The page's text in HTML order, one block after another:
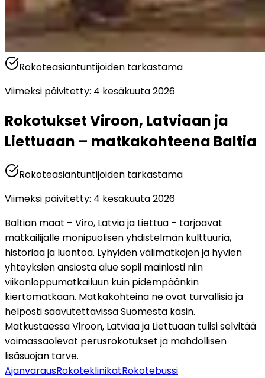
Rokoteasiantuntijoiden tarkastama
Viimeksi päivitetty: 4 kesäkuuta 2026
Rokotukset Viroon, Latviaan ja
Liettuaan – matkakohteena Baltia
Rokoteasiantuntijoiden tarkastama
Viimeksi päivitetty: 4 kesäkuuta 2026
Baltian maat – Viro, Latvia ja Liettua – tarjoavat
matkailijalle monipuolisen yhdistelmän kulttuuria,
historiaa ja luontoa. Lyhyiden välimatkojen ja hyvien
yhteyksien ansiosta alue sopii mainiosti niin
viikonloppumatkailuun kuin pidempäänkin
kiertomatkaan. Matkakohteina ne ovat turvallisia ja
helposti saavutettavissa Suomesta käsin.
Matkustaessa Viroon, Latviaa ja Liettuaan tulisi selvitää
voimassaolevat perusrokotukset ja mahdollisen
lisäsuojan tarve.
AjanvarausRokoteklinikatRokotebussi